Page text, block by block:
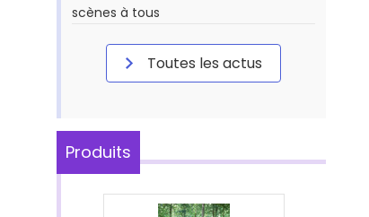
scènes à tous
Toutes les actus
Produits